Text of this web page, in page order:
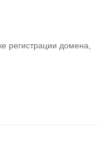
регистрации домена,